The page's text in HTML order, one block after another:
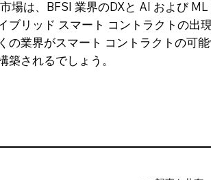
場は、BFSI 業界のDXと AI および
ブリッド スマート コントラクトの出
の業界がスマート コントラクトの可
されるでしょう。